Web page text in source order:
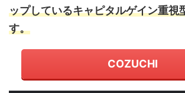
ップしているキャピタルゲイン重視
す。
COZUCHI